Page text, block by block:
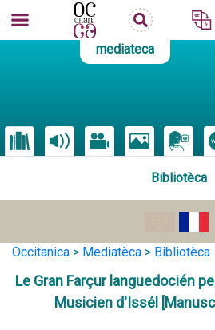
mediateca
Bibliotèca
Occitanica > Mediatèca > Bibliotèca
Le Gran Farçur languedocién
Musicien d'Issél